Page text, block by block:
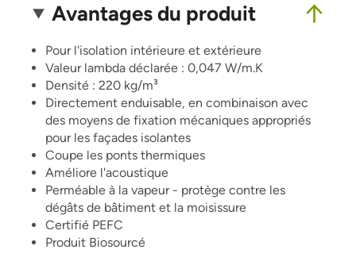
Avantages du produit
Pour l'isolation intérieure et extérieure
Valeur lambda déclarée : 0,047 W/m.K
Densité : 220 kg/m³
Directement enduisable, en combinaison avec
des moyens de fixation mécaniques appropriés
pour les façades isolantes
Coupe les ponts thermiques
Améliore l'acoustique
Perméable à la vapeur - protège contre les
dégâts de bâtiment et la moisissure
Certifié PEFC
Produit Biosourcé